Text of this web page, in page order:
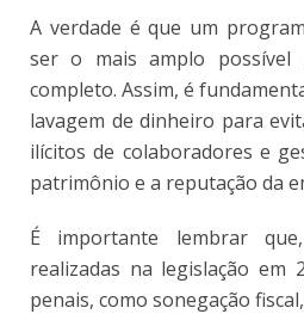
A verdade é que um
ser o mais amplo
completo. Assim, é
lavagem de dinheiro para
ilícitos de colaboradores e
patrimônio e a reputação da
É importante lembrar
realizadas na legislação em
penais, como sonegação